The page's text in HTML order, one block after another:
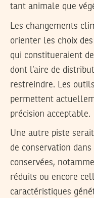
tant animale que
Les changements
orienter les choix
qui constitueraient
dont l’aire de
restreindre. Les
permettent
précision acceptable.
Une autre piste
de conservation
conservées,
réduits ou encore
caractéristiques